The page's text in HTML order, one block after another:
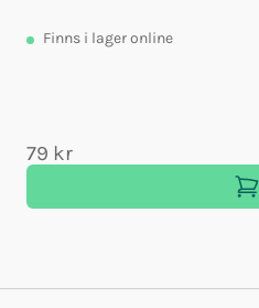
Finns i lager online
79 kr